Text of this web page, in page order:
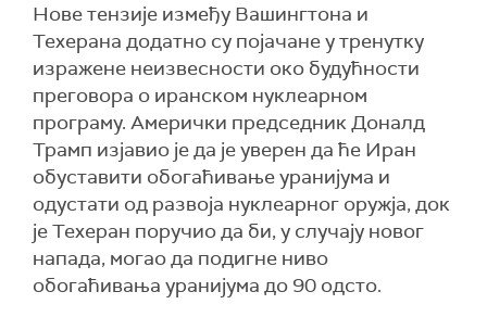
Нове тензије између Вашингтона и
Техерана додатно су појачане у тренутку
изражене неизвесности око будућности
преговора о иранском нуклеарном
програму. Амерички председник Доналд
Трамп изјавио је да је уверен да ће Иран
обуставити обогаћивање уранијума и
одустати од развоја нуклеарног оружја, док
је Техеран поручио да би, у случају новог
напада, могао да подигне ниво
обогаћивања уранијума до 90 одсто.